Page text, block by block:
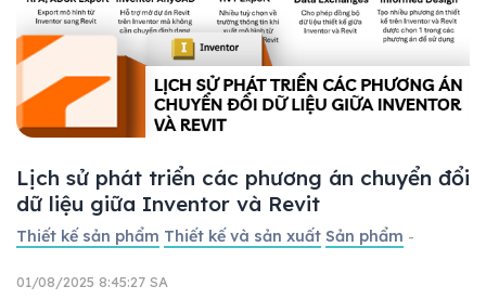
Lịch sử phát triển các phương án chuyển đổi
dữ liệu giữa Inventor và Revit
Thiết kế sản phẩm Thiết kế và sản xuất Sản phẩm -
01/08/2025 8:45:27 SA